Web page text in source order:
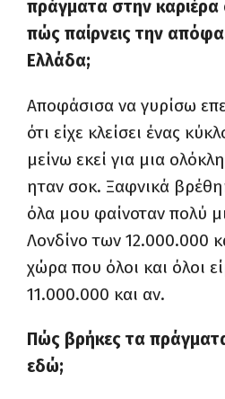
πράγματα στην καριέρα
πώς παίρνεις την
Ελλάδα;
Αποφάσισα να γυρίσω
ότι είχε κλείσει ένας
μείνω εκεί για μια
ηταν σοκ. Ξαφνικά
όλα μου φαίνοταν πολύ
Λονδίνο των 12.000.000
χώρα που όλοι και όλοι
11.000.000 και αν.
Πώς βρήκες τα
εδώ;